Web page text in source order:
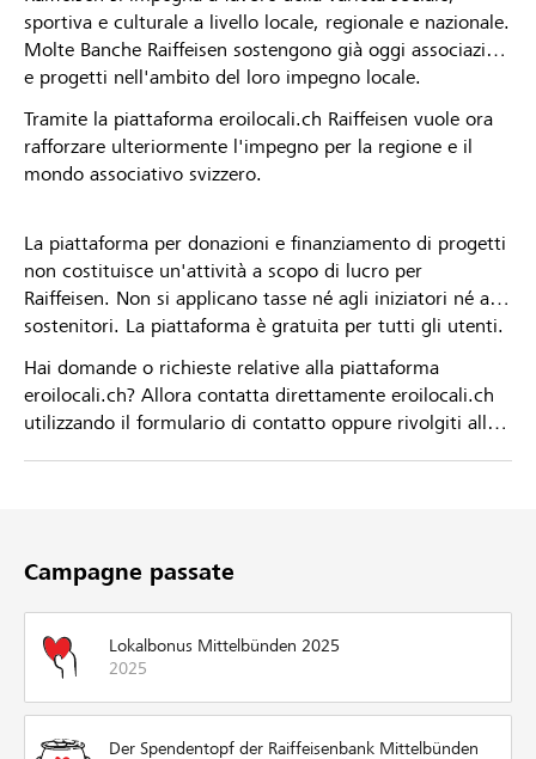
sportiva e culturale a livello locale, regionale e nazionale.
Molte Banche Raiffeisen sostengono già oggi associazioni
e progetti nell'ambito del loro impegno locale.
Tramite la piattaforma eroilocali.ch Raiffeisen vuole ora
rafforzare ulteriormente l'impegno per la regione e il
mondo associativo svizzero.
La piattaforma per donazioni e finanziamento di progetti
non costituisce un'attività a scopo di lucro per
Raiffeisen. Non si applicano tasse né agli iniziatori né ai
sostenitori. La piattaforma è gratuita per tutti gli utenti.
Hai domande o richieste relative alla piattaforma
eroilocali.ch? Allora contatta direttamente eroilocali.ch
utilizzando il formulario di contatto oppure rivolgiti alla
Campagne passate
Lokalbonus Mittelbünden 2025
2025
Der Spendentopf der Raiffeisenbank Mittelbünden